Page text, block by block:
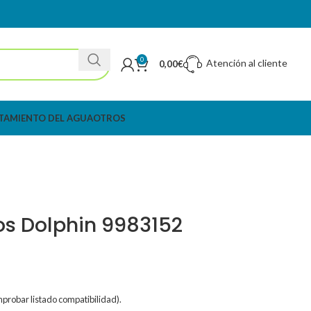
0 0,00€ Atención al cliente
DEL AGUAOTROS
Dolphin 9983152
listado compatibilidad).